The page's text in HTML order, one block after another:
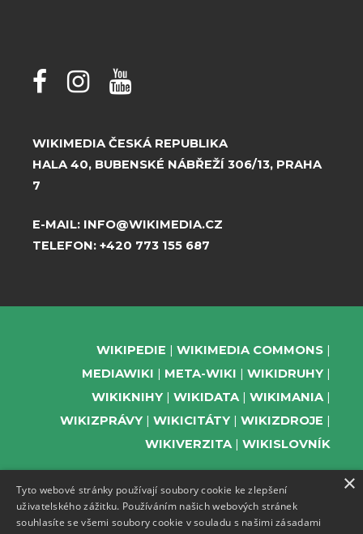
WIKIMEDIA ČESKÁ REPUBLIKA
HALA 40, BUBENSKÉ NÁBŘEŽÍ 306/13, PRAHA
7
E-MAIL: INFO@WIKIMEDIA.CZ
TELEFON: +420 773 155 687
WIKIPEDIE
WIKIMEDIA COMMONS
MEDIAWIKI
META-WIKI
WIKIDRUHY
WIKIKNIHY
WIKIDATA
WIKIMANIA
WIKIZPRÁVY
WIKICITÁTY
WIKIZDROJE
WIKIVERZITA
WIKISLOVNÍK
PODPOŘTE NÁS
×
Tyto webové stránky používají soubory cookie ke zlepšení
uživatelského zážitku. Používáním našich webových stránek
souhlasíte se všemi soubory cookie v souladu s našimi zásadami